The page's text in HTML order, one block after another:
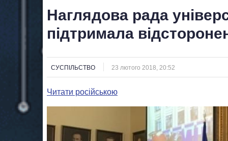
Наглядова рада
підтримала
СУСПІЛЬСТВО 23 лютого 2018, 20:52
Читати російською